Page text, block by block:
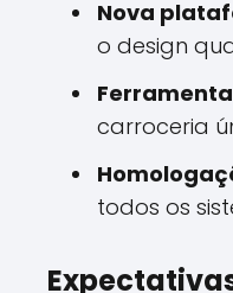
Nova
o design
carroceria
todos os